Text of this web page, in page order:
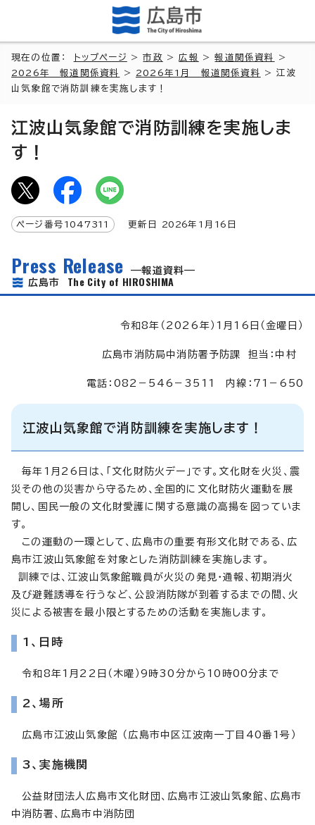
現在の位置： トップページ >市政 >広報 >報道関係資料
>
2026年 報道関係資料
> 2026年1月 報道関係資料
> 江波
山気象館で消防訓練を実施します！
江波山気象館で消防訓練を実施しま
す！
ページ番号 1047311 更新日 2026年1月 16 日
Press Release
報道資料
広島市 The City of HIROSHIMA
令和8年（2026年）1月16日（金曜日）
広島市消防局中消防署予防課 担当：中村
電話：082－546－3511 内線：71－650
江波山気象館で消防訓練を実施します！
毎年1月26日は、「文化財防火デー」です。文化財を火災、震
災その他の災害から守るため、全国的に文化財防火運動を展
開し、国民一般の文化財愛護に関する意識の高揚を図っていま
す。
この運動の一環として、広島市の重要有形文化財である、広
島市江波山気象館を対象とした消防訓練を実施します。
訓練では、江波山気象館職員が火災の発見・通報、初期消火
及び避難誘導を行うなど、公設消防隊が到着するまでの間、火
災による被害を最小限とするための活動を実施します。
1、日時
令和8年1月22日（木曜）9時30分から10時00分まで
2、場所
広島市江波山気象館 （広島市中区江波南一丁目40番1号）
3、実施機関
公益財団法人広島市文化財団、広島市江波山気象館、広島市
中消防署、広島市中消防団